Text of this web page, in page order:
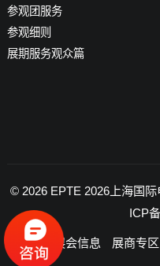
参观团服务
参观细则
展期服务观众篇
© 2026 EPTE 2026上海国
ICP
首页 展会信息 展商专区